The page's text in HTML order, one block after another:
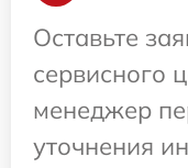
Оставьте
сервисного
менеджер
уточнения